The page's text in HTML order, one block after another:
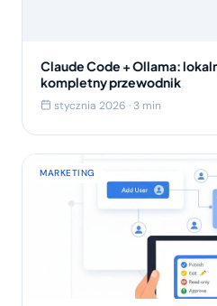
Claude Code + Ollama:
kompletny przewodnik
stycznia 2026 · 3 min
MARKETING